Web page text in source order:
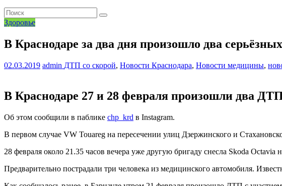
Здоровье
В Краснодаре за два дня произошло два
02.03.2019 admin ДТП со скорой, Новости Краснодара, Новости медицины,
В Краснодаре 27 и 28 февраля произошли два
Об этом сообщили в паблике chp_krd в Instagram.
В первом случае VW Touareg на пересечении улиц Дзержинского и
28 февраля около 21.35 часов вечера уже другую бригаду снесла Skoda Octavia
Предварительно пострадали три человека из медицинского автомобиля.